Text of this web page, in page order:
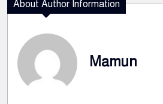
About Author Information
Mamun